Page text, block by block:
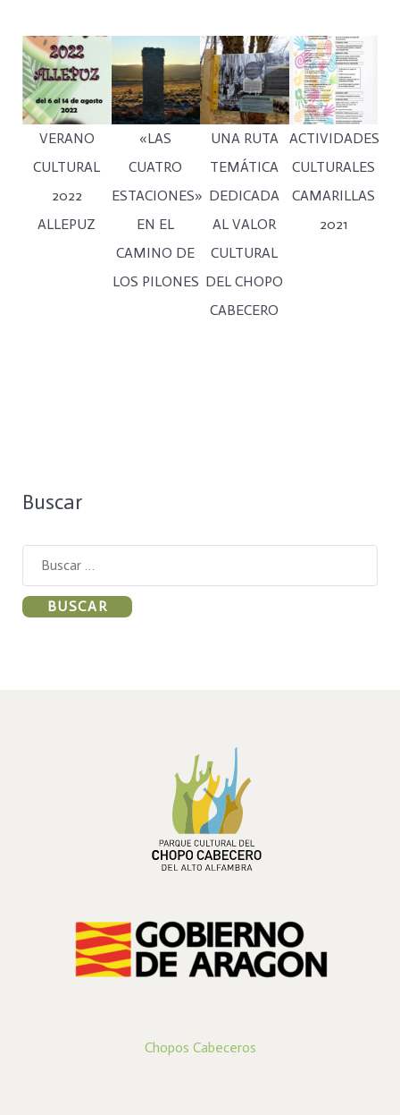
VERANO
CULTURAL
2022
ALLEPUZ
«LAS
CUATRO
ESTACIONES»
EN EL
CAMINO DE
LOS PILONES
UNA RUTA
TEMÁTICA
DEDICADA
AL VALOR
CULTURAL
DEL CHOPO
CABECERO
ACTIVIDADES
CULTURALES
CAMARILLAS
2021
Buscar
Buscar:
PARQUE CULTURAL DEL
CHOPO CABECERO
DEL ALTO ALFAMBRA
Chopos Cabeceros